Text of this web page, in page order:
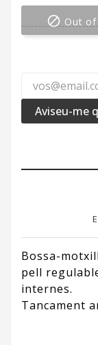
 Out
Aviseu-me
Bossa-
pell
internes.
Tancament